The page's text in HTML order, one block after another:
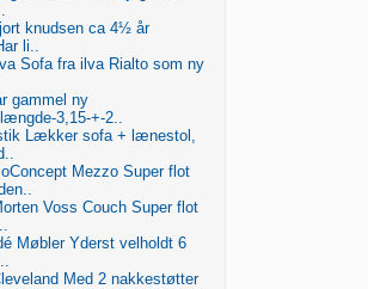
knudsen ca 4½ år
li..
Sofa fra ilva Rialto som ny
gammel ny
3,15-+-2..
Lækker sofa + lænestol,
Mezzo Super flot
Voss Couch Super flot
Møbler Yderst velholdt 6
Med 2 nakkestøtter